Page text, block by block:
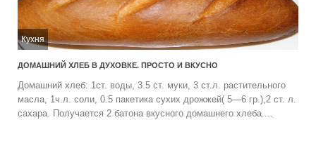
Кухня
ДОМАШНИЙ ХЛЕБ В ДУХОВКЕ. ПРОСТО И ВКУСНО
Домашний хлеб: 1ст. воды, 3.5 ст. муки, 3 ст.л. растительного
масла, 1ч.л. соли, 0.5 пакетика сухих дрожжей( 5—6 гр.),2 ст. л.
сахара. Получается 2 батона вкусного домашнего хлеба....